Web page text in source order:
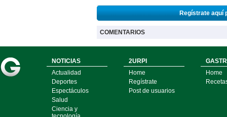
Regístrate aquí
COMENTARIOS
NOTICIAS
Actualidad
Deportes
Espectáculos
Salud
Ciencia y
2URPI
Home
Regístrate
Post de usuarios
Home